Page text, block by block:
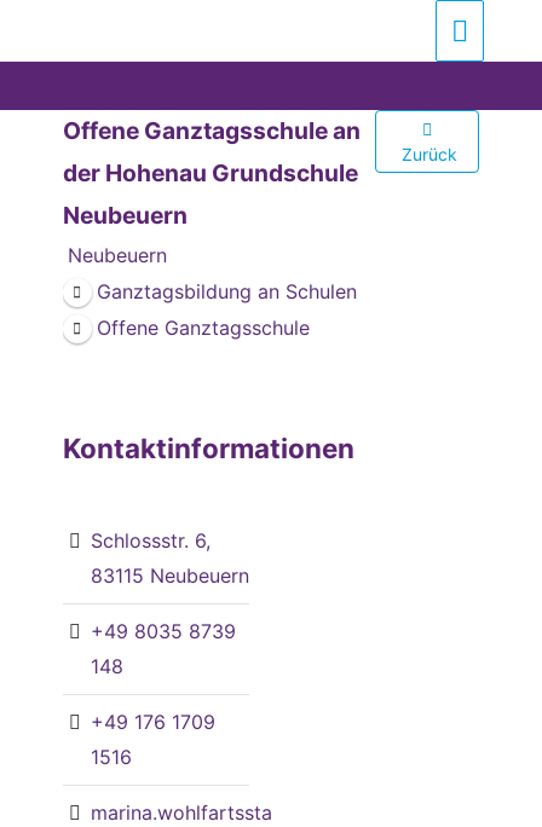
Offene Ganztagsschule an
der Hohenau Grundschule
Neubeuern
Neubeuern
Ganztagsbildung an Schulen
Offene Ganztagsschule
Zurück
Kontaktinformationen
Schlossstr. 6,
83115 Neubeuern
+49 8035 8739
148
+49 176 1709
1516
marina.wohlfartsstaetter@jh-